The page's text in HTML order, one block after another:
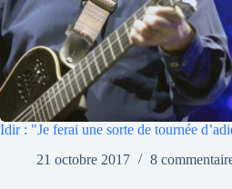
Idir : "Je ferai une sorte de tournée
21 octobre 2017
8